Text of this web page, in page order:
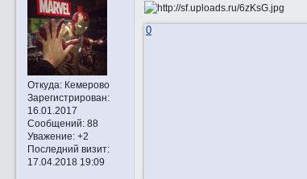
Откуда:Кемерово
Зарегистрирован:
16.01.2017
Сообщений:88
Уважение: +2
Последний визит:
17.04.2018 19:09
0